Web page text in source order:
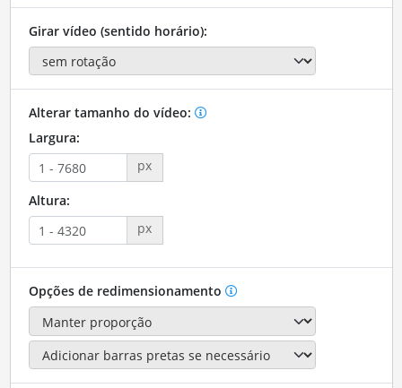
Girar vídeo (sentido horário):
Alterar tamanho do vídeo:
Largura:
px
Altura:
px
Opções de redimensionamento